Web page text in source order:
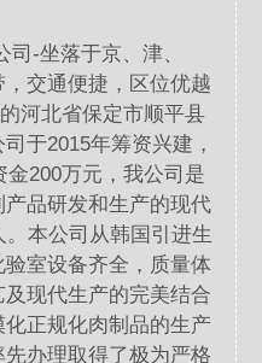
-坐落于京、津、
交通便捷，区位优越
河北省保定市顺平县
于2015年筹资兴建，
200万元，我公司是
品研发和生产的现代
本公司从韩国引进生
室设备齐全，质量体
现代生产的完美结合
正规化肉制品的生产
办理取得了极为严格